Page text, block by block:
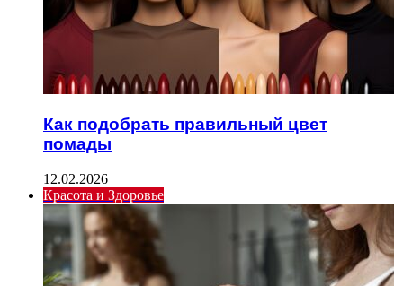
Как подобрать правильный цвет
помады
12.02.2026
Красота и Здоровье